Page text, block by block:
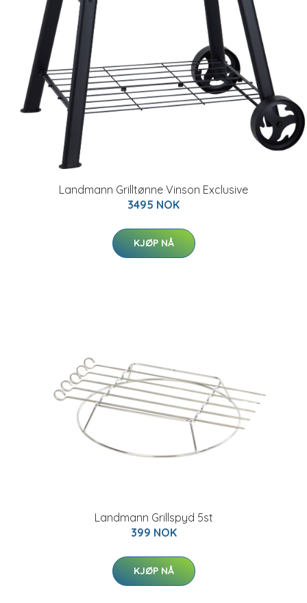
Landmann Grilltønne Vinson Exclusive
3495 NOK
KJØP NÅ
Landmann Grillspyd 5st
399 NOK
KJØP NÅ